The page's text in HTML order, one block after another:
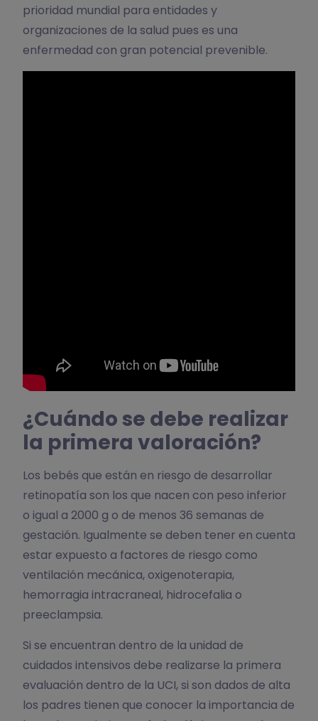
prioridad mundial para entidades y
organizaciones de la salud pues es una
enfermedad con gran potencial prevenible.
¿Cuándo se debe realizar
la primera valoración?
Los bebés que están en riesgo de desarrollar
retinopatía son los que nacen con peso inferior
o igual a 2000 g o de menos 36 semanas de
gestación. Igualmente se deben tener en cuenta
estar expuesto a factores de riesgo como
ventilación mecánica, oxigenoterapia,
hemorragia intracraneal, hidrocefalia o
preeclampsia.
Si se encuentran dentro de la unidad de
cuidados intensivos debe realizarse la primera
evaluación dentro de la UCI, si son dados de alta
los padres tienen que conocer la importancia de